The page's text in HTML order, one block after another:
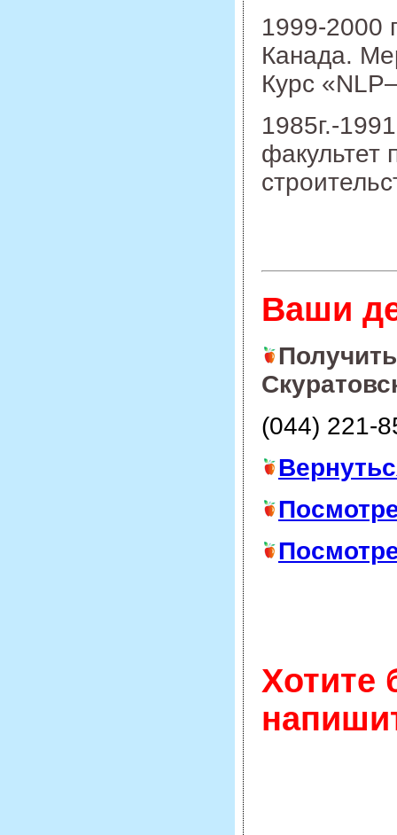
1999-2000
Канада.
Курс
1985г.-
факультет
Ваши
(044) 221-